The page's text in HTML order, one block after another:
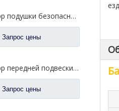
Амортизатор подушки безопасности передней подвески для запасных частей 5001025A2000-C00 грузовика FAW Jiefang J7
Запрос цены
Амортизатор передней подвески для запасных частей 5001020-A01 грузовика FAW Jiefang J6 J6p
Запрос цены